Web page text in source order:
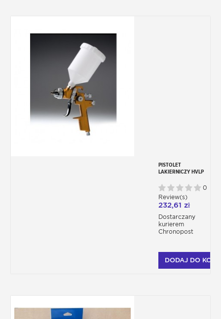
PISTOLET
LAKIERNICZY HVLP
0
Review(s)
232,61 zł
Dostarczany
kurierem
Chronopost
DODAJ DO